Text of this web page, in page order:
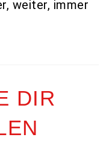
weiter, immer
DIR